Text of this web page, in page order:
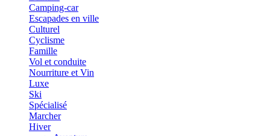
Camping-car
Escapades en ville
Culturel
Cyclisme
Famille
Vol et conduite
Nourriture et Vin
Luxe
Ski
Spécialisé
Marcher
Hiver